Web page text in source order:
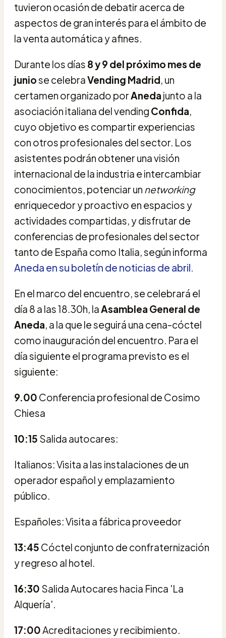
tuvieron ocasión de debatir acerca de
aspectos de gran interés para el ámbito de
la venta automática y afines.
Durante los días 8 y 9 del próximo mes de
juniose celebraVending Madrid, un
certamen organizado porAneda junto a la
asociación italiana del vending Confida,
cuyo objetivo es compartir experiencias
con otros profesionales del sector. Los
asistentes podrán obtener una visión
internacional de la industria e intercambiar
conocimientos, potenciar un networking
enriquecedor y proactivo en espacios y
actividades compartidas, y disfrutar de
conferencias de profesionales del sector
tanto de España como Italia, según informa
Aneda en su boletín de noticias de abril.
En el marco del encuentro, se celebrará el
día 8 a las 18.30h, laAsamblea General de
Aneda, a la que le seguirá una cena-cóctel
como inauguración del encuentro. Para el
día siguiente el programa previsto es el
siguiente:
9.00 Conferencia profesional de Cosimo
Chiesa
10:15 Salida autocares:
Italianos: Visita a las instalaciones de un
operador español y emplazamiento
público.
Españoles: Visita a fábrica proveedor
13:45 Cóctel conjunto de confraternización
y regreso al hotel.
16:30 Salida Autocares hacia Finca 'La
Alquería'.
17:00Acreditaciones y recibimiento.